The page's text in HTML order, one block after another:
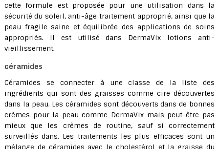
cette formule est proposée pour une utilisation dans la
sécurité du soleil, anti-âge traitement approprié, ainsi que la
peau fragile saine et équilibrée des applications de soins
appropriés. Il est utilisé dans DermaVix lotions anti-
vieillissement.
céramides
Céramides se connecter à une classe de la liste des
ingrédients qui sont des graisses comme cire découvertes
dans la peau. Les céramides sont découverts dans de bonnes
crèmes pour la peau comme DermaVix mais peut-être pas
mieux que les crèmes de routine, sauf si correctement
surveillés dans. Les traitements les plus efficaces sont un
mélange de céramides avec le cholestérol et la graisse du